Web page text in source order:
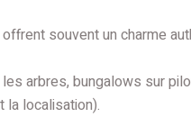
souvent un charme
arbres, bungalows sur
localisation).